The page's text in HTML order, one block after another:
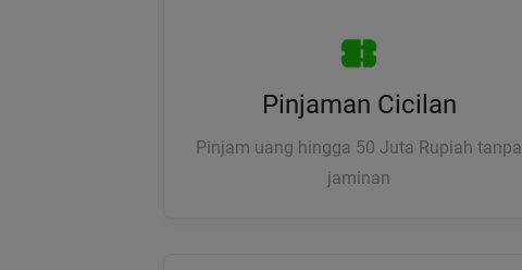
Pinjaman Cicilan
Pinjam uang hingga 50 Juta Rupiah tanpa
jaminan